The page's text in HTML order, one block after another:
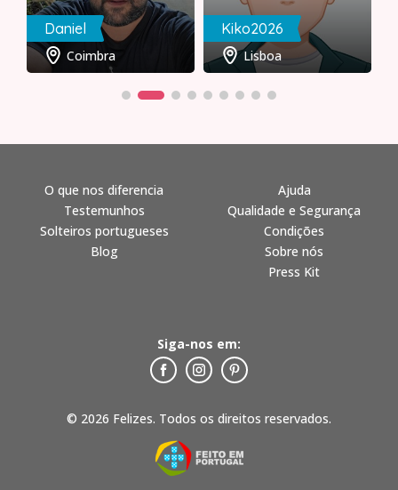
Daniel
Coimbra
Kiko2026
Lisboa
© 2026 Felizes. Todos os direitos reservados.
O que nos diferencia
Testemunhos
Solteiros portugueses
Blog
Ajuda
Qualidade e Segurança
Condições
Sobre nós
Press Kit
Siga-nos em: